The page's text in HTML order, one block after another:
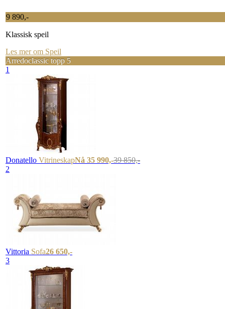
9 890,-
Klassisk speil
Les mer om Speil
Arredoclassic topp 5
1
Donatello VitrineskapNå 35 990,-39 850,-
2
Vittoria Sofa26 650,-
3